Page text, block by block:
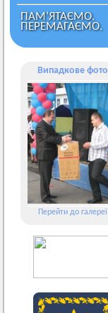
ПАМ’ЯТАЄМО.
ПЕРЕМАГАЄМО.
Випадкове фото
Перейти до галереї